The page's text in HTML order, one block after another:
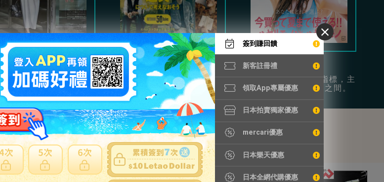
簽到賺回饋
新客註冊禮
領取App專屬優惠
日本拍賣獨家優惠
mercari優惠
日本樂天優惠
日本全網代購優惠
Marisol
氣質高雅都會風格，及職
場服裝、日常休閒穿搭。
Begin
以經典時尚和日常休閒為
主，提供豐富穿搭參考。
Vivi
年輕女性的流行指標，主
打可愛和成熟風之間。
熱門商品